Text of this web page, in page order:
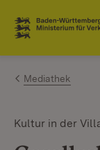
Zum Inhalt
Link zur
Mediathek
Kultur in der